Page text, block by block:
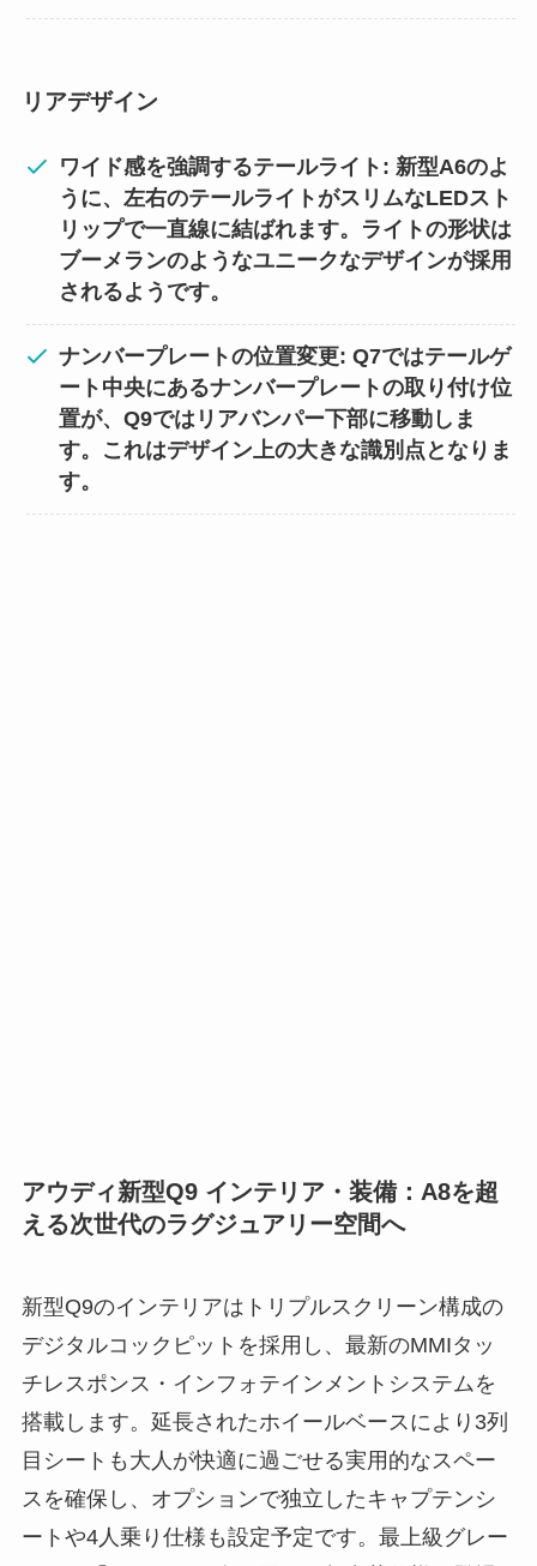
リアデザイン
ワイド感を強調するテールライト: 新型A6のよ
うに、左右のテールライトがスリムなLEDスト
リップで一直線に結ばれます。ライトの形状は
ブーメランのようなユニークなデザインが採用
されるようです。
ナンバープレートの位置変更: Q7ではテールゲ
ート中央にあるナンバープレートの取り付け位
置が、Q9ではリアバンパー下部に移動しま
す。これはデザイン上の大きな識別点となりま
す。
アウディ新型Q9 インテリア・装備：A8を超
える次世代のラグジュアリー空間へ
新型Q9のインテリアはトリプルスクリーン構成の
デジタルコックピットを採用し、最新のMMIタッ
チレスポンス・インフォテインメントシステムを
搭載します。延長されたホイールベースにより3列
目シートも大人が快適に過ごせる実用的なスペー
スを確保し、オプションで独立したキャプテンシ
ートや4人乗り仕様も設定予定です。最上級グレー